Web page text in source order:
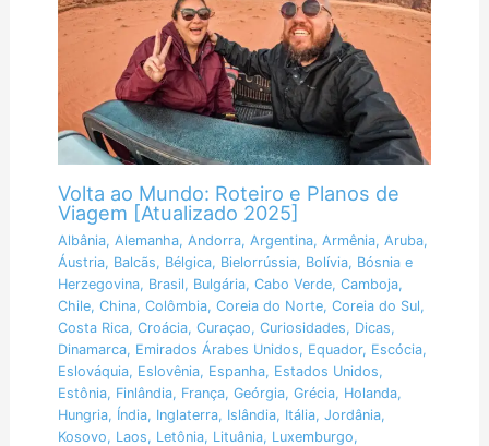
Volta ao Mundo: Roteiro e Planos de
Viagem [Atualizado 2025]
Albânia, Alemanha, Andorra, Argentina, Armênia, Aruba,
Áustria, Balcãs, Bélgica, Bielorrússia, Bolívia, Bósnia e
Herzegovina, Brasil, Bulgária, Cabo Verde, Camboja,
Chile, China, Colômbia, Coreia do Norte, Coreia do Sul,
Costa Rica, Croácia, Curaçao, Curiosidades, Dicas,
Dinamarca, Emirados Árabes Unidos, Equador, Escócia,
Eslováquia, Eslovênia, Espanha, Estados Unidos,
Estônia, Finlândia, França, Geórgia, Grécia, Holanda,
Hungria, Índia, Inglaterra, Islândia, Itália, Jordânia,
Kosovo, Laos, Letônia, Lituânia, Luxemburgo,